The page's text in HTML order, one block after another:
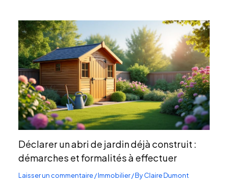
Déclarer un abri de jardin déjà construit :
démarches et formalités à effectuer
Laisser un commentaire/Immobilier/ ByClaire Dumont